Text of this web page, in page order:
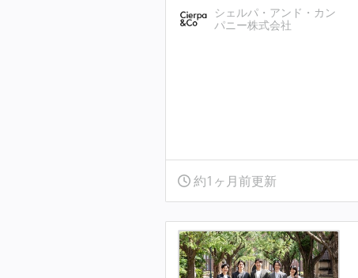
シェルパ・アンド・カン
パニー株式会社
約1ヶ月前更新